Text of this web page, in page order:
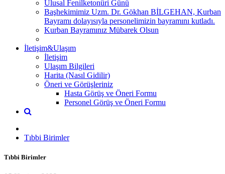
Ulusal Fenilketonüri Günü
Başhekimimiz Uzm. Dr. Gökhan BİLGEHAN, Kurban
Bayramı dolayısıyla personelimizin bayramını kutladı.
Kurban Bayramınız Mübarek Olsun
İletişim&Ulaşım
İletişim
Ulaşım Bilgileri
Harita (Nasıl Gidilir)
Öneri ve Görüşleriniz
Hasta Görüş ve Öneri Formu
Personel Görüş ve Öneri Formu
Tıbbi Birimler
Tıbbi Birimler